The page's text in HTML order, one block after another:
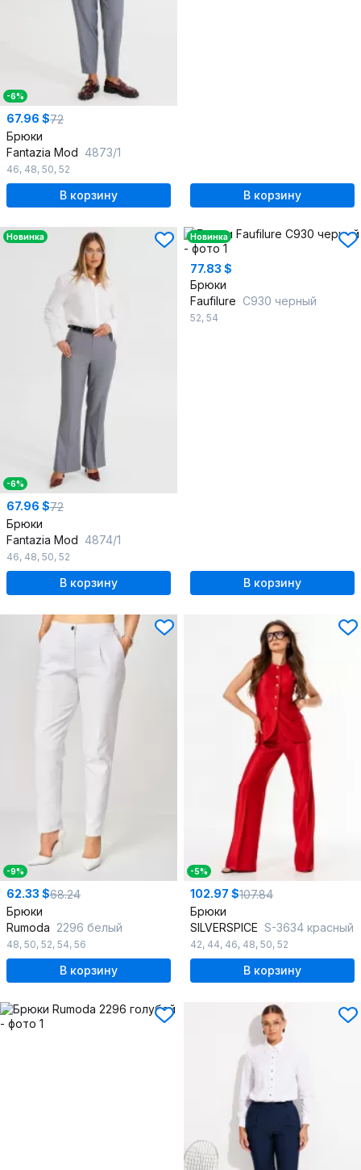
-6%
67.96 $72
Брюки
Fantazia Mod 4873/1
46, 48, 50, 52
В корзину В корзину
Новинка
-6%
67.96 $72
Брюки
Fantazia Mod 4874/1
46, 48, 50, 52
В корзину
Новинка
77.83 $
Брюки
Faufilure C930 черный
52, 54
В корзину
-9%
62.33 $68.24
Брюки
Rumoda 2296 белый
48, 50, 52, 54, 56
В корзину
-5%
102.97 $107.84
Брюки
SILVERSPICE S-3634 красный
42, 44, 46, 48, 50, 52
В корзину